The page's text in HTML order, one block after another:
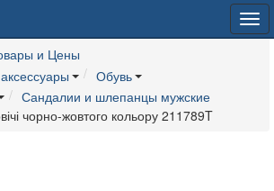
и Цены
Обувь
Сандалии и шлепанцы мужские
чорно-жовтого кольору 211789T